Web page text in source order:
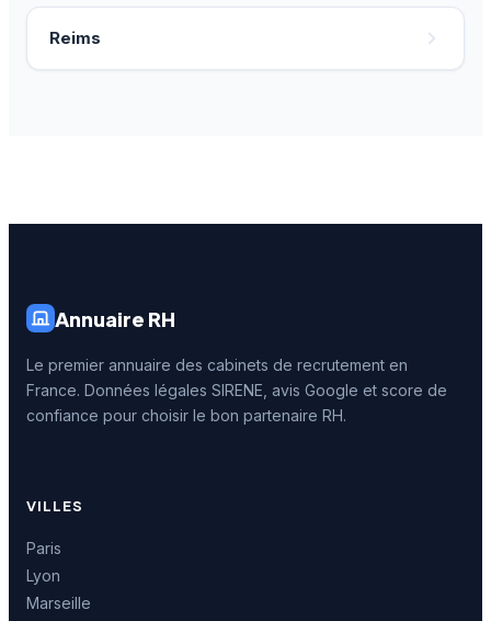
Reims
Annuaire RH
Le premier annuaire des cabinets de recrutement en
France. Données légales SIRENE, avis Google et score de
confiance pour choisir le bon partenaire RH.
VILLES
Paris
Lyon
Marseille